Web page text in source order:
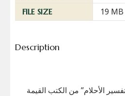
FILE SIZE 19 MB
Description
الأحلام” من الكتب القيمة